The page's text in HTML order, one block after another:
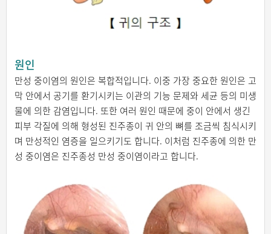
원인
만성 중이염의 원인은 복합적입니다. 이중 가장 중요한 원인은 고
막 안에서 공기를 환기시키는 이관의 기능 문제와 세균 등의 미생
물에 의한 감염입니다. 또한 여러 원인 때문에 중이 안에서 생긴
피부 각질에 의해 형성된 진주종이 귀 안의 뼈를 조금씩 침식시키
며 만성적인 염증을 일으키기도 합니다. 이처럼 진주종에 의한 만
성 중이염은 진주종성 만성 중이염이라고 합니다.